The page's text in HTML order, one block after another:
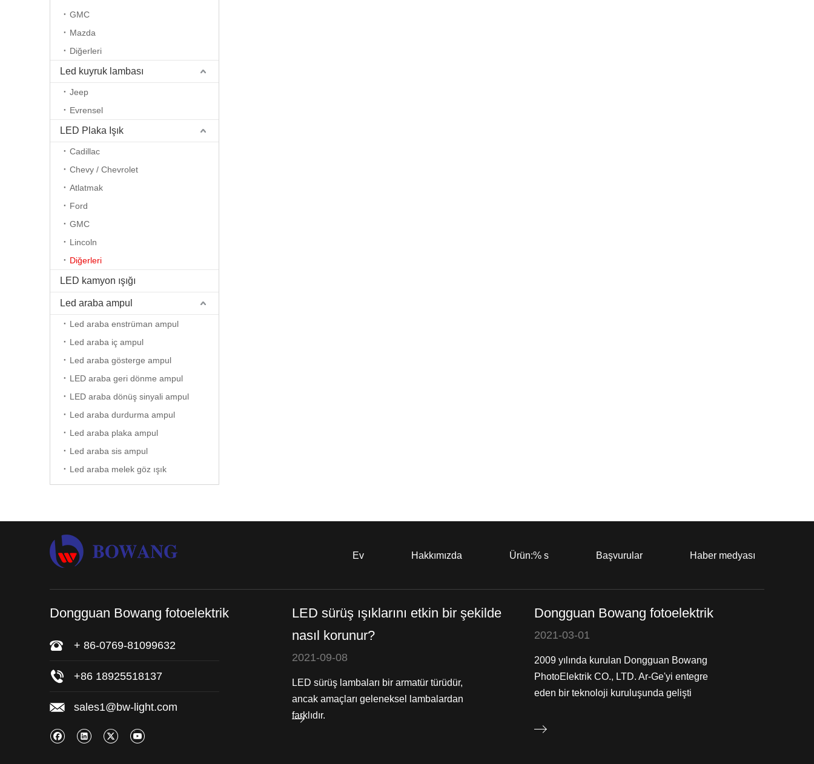
GMC
Mazda
Diğerleri
Led kuyruk lambası
Jeep
Evrensel
LED Plaka Işık
Cadillac
Chevy / Chevrolet
Atlatmak
Ford
GMC
Lincoln
Diğerleri
LED kamyon ışığı
Led araba ampul
Led araba enstrüman ampul
Led araba iç ampul
Led araba gösterge ampul
LED araba geri dönme ampul
LED araba dönüş sinyali ampul
Led araba durdurma ampul
Led araba plaka ampul
Led araba sis ampul
Led araba melek göz ışık
Ev Hakkımızda Ürün:% s Başvurular Haber medyası
Dongguan Bowang fotoelektrik
+ 86-0769-81099632
+86 18925518137
sales1@bw-light.com
LED sürüş ışıklarını etkin bir şekilde
nasıl korunur?
2021-09-08
LED sürüş lambaları bir armatür türüdür,
ancak amaçları geleneksel lambalardan
farklıdır.
Dongguan Bowang fotoelektrik
2021-03-01
2009 yılında kurulan Dongguan Bowang
PhotoElektrik CO., LTD. Ar-Ge'yi entegre
eden bir teknoloji kuruluşunda gelişti